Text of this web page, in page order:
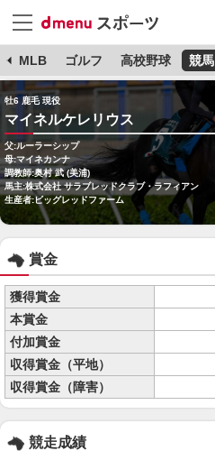
MLB ゴルフ 高校野球 競馬
牡6 鹿毛 現役
マイネルケレリウス
父:ルーラーシップ
母:マイネカンナ
調教師:奥村 武 (美浦)
馬主:株式会社 サラブレッドクラブ・ラフィアン
生産者:ビッグレッドファーム
賞金
獲得賞金
本賞金
付加賞金
収得賞金（平地）
収得賞金（障害）
競走成績